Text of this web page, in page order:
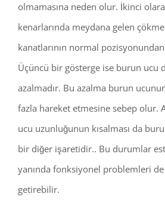
olmamasına neden olur. İkinci
kenarlarında meydana gelen
kanatlarının normal
Üçüncü bir gösterge ise burun ucu
azalmadır. Bu azalma burun
fazla hareket etmesine sebep olur.
ucu uzunluğunun kısalması da
bir diğer işaretidir.. Bu durumlar
yanında fonksiyonel problemleri
getirebilir.